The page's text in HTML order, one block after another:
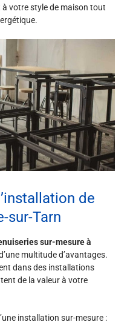
à votre style de maison tout
de
sur-Tarn
sur-mesure à
multitude d’avantages.
dans des installations
de la valeur à votre
installation sur-mesure :